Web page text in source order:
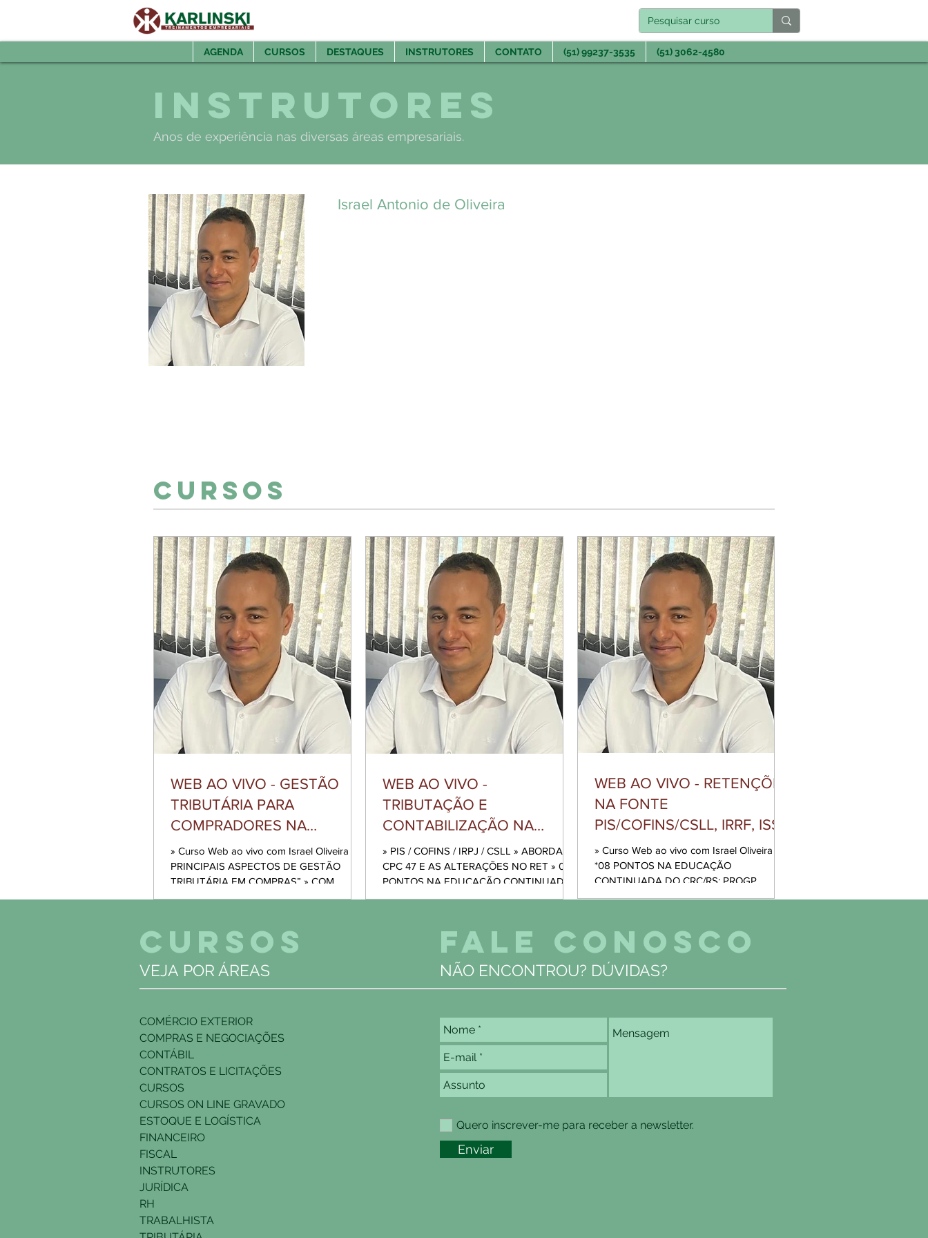
AGENDA CURSOS DESTAQUES INSTRUTORES CONTATO (51) 99237-3535 (51) 3062-4580
Instrutores
Anos de experiência nas diversas áreas empresariais.
Israel Antonio de Oliveira
Cursos
WEB AO VIVO - GESTÃO
TRIBUTÁRIA PARA
COMPRADORES NA
REFORMA TRIBUTÁRIA
» Curso Web ao vivo com Israel Oliveira »
PRINCIPAIS ASPECTOS DE GESTÃO
TRIBUTÁRIA EM COMPRAS” » COM
ÊNFASE NO PERÍODO DE TRANSIÇÃO E
EMPRESAS, COM AS NOVAS REGRAS
quanto aos aspectos fiscais e tributários,
apresentando os procedimentos para
compras e o conhecimento técnico
necessário para que os profissionais
possam lidar com as questões tr
WEB AO VIVO -
TRIBUTAÇÃO E
CONTABILIZAÇÃO NA
ATIVIDADE IMOBILIÁRIA E
CONSTRUÇÃO CIVIL
» PIS / COFINS / IRPJ / CSLL » ABORDA O
CPC 47 E AS ALTERAÇÕES NO RET » 08
PONTOS NA EDUCAÇÃO CONTINUADA
CRC/CFC: PROGP, PRORT,...
WEB AO VIVO - RETENÇÕES
NA FONTE
PIS/COFINS/CSLL, IRRF, ISS,
INSS)
» Curso Web ao vivo com Israel Oliveira
*08 PONTOS NA EDUCAÇÃO
CONTINUADA DO CRC/RS: PROGP,
PRORT, AUDITORIA, PERITO E PREVIC –...
CURSOS
VEJA POR ÁREAS
FALE CONOSCO
NÃO ENCONTROU? DÚVIDAS?
COMÉRCIO EXTERIOR
COMPRAS E NEGOCIAÇÕES
CONTÁBIL
CONTRATOS E LICITAÇÕES
CURSOS
CURSOS ON LINE GRAVADO
ESTOQUE E LOGÍSTICA
FINANCEIRO
FISCAL
INSTRUTORES
JURÍDICA
RH
TRABALHISTA
Quero inscrever-me para receber a newsletter.
Enviar